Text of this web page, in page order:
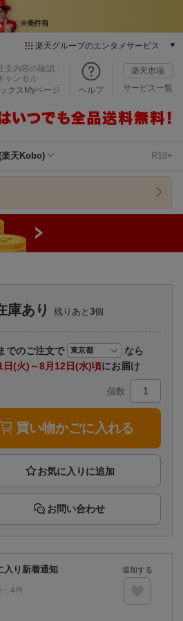
楽天グループのエンタメサービス
本/ゲーム/CD/DVD
楽天ブックス
楽天Kobo
楽天チケット
エンタメニュース
推し楽
文内容の確認・
ャンセル
クスMyページ
ヘルプ
楽天市場
サービス一覧
楽天Kobo) R18+
庫あり 残りあと 3個
でのご注文で
なら
日(火)～8月12日(水)頃にお届け
個数
買い物かごに入れる
お問い合わせ
入り新着通知
4件
追加する